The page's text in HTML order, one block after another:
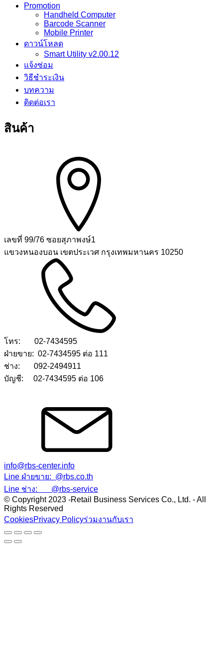
Promotion
Handheld Computer
Barcode Scanner
Mobile Printer
ดาวน์โหลด
Smart Utility v2.00.12
แจ้งซ่อม
วิธีชำระเงิน
บทความ
ติดต่อเรา
สินค้า
เลขที่ 99/76 ซอยสุภาพงษ์1
แขวงหนองบอน เขตประเวศ กรุงเทพมหานคร 10250
โทร: 02-7434595
ฝ่ายขาย: 02-7434595 ต่อ 111
ช่าง: 092-2494911
บัญชี: 02-7434595 ต่อ 106
info@rbs-center.info
Line ฝ่ายขาย: @rbs.co.th
Line ช่าง: @rbs-service
© Copyright 2023 -Retail Business Services Co., Ltd. - All
Rights Reserved
CookiesPrivacy Policyร่วมงานกับเรา